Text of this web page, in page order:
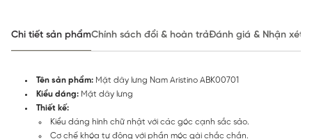
Chi tiết sản phẩmChính sách đổi & hoàn trảĐánh giá & Nhận xét
Tên sản phẩm: Mặt dây lưng Nam Aristino ABK00701
Kiểu dáng: Mặt dây lưng
Thiết kế:
Kiểu dáng hình chữ nhật với các góc cạnh sắc sảo.
Cơ chế khóa tự động với phần móc gài chắc chắn.